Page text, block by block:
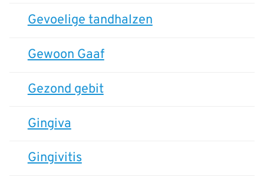
Gevoelige tandhalzen
Gewoon Gaaf
Gezond gebit
Gingiva
Gingivitis